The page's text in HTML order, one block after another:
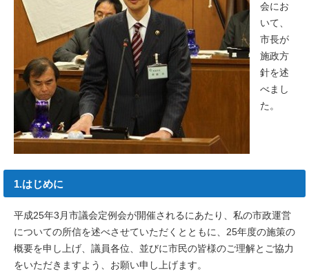
会にお
いて、
市長が
施政方
針を述
べまし
た。
1.はじめに
平成25年3月市議会定例会が開催されるにあたり、私の市政運営
についての所信を述べさせていただくとともに、25年度の施策の
概要を申し上げ、議員各位、並びに市民の皆様のご理解とご協力
をいただきますよう、お願い申し上げます。